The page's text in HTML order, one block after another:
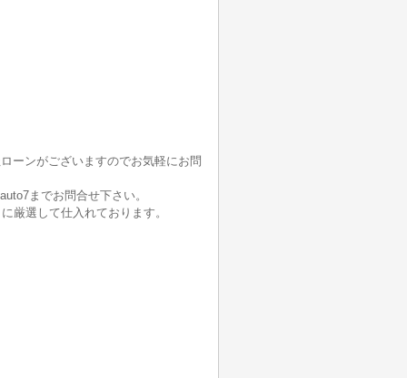
ーンがございますのでお気軽にお問
までお問合せ下さい。
厳選して仕入れております。